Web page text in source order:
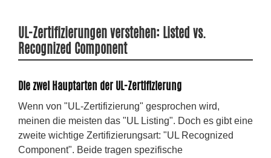
UL-Zertifizierungen verstehen: Listed vs.
Recognized Component
Die zwei Hauptarten der UL-Zertifizierung
Wenn von "UL-Zertifizierung" gesprochen wird,
meinen die meisten das "UL Listing". Doch es gibt eine
zweite wichtige Zertifizierungsart: "UL Recognized
Component". Beide tragen spezifische